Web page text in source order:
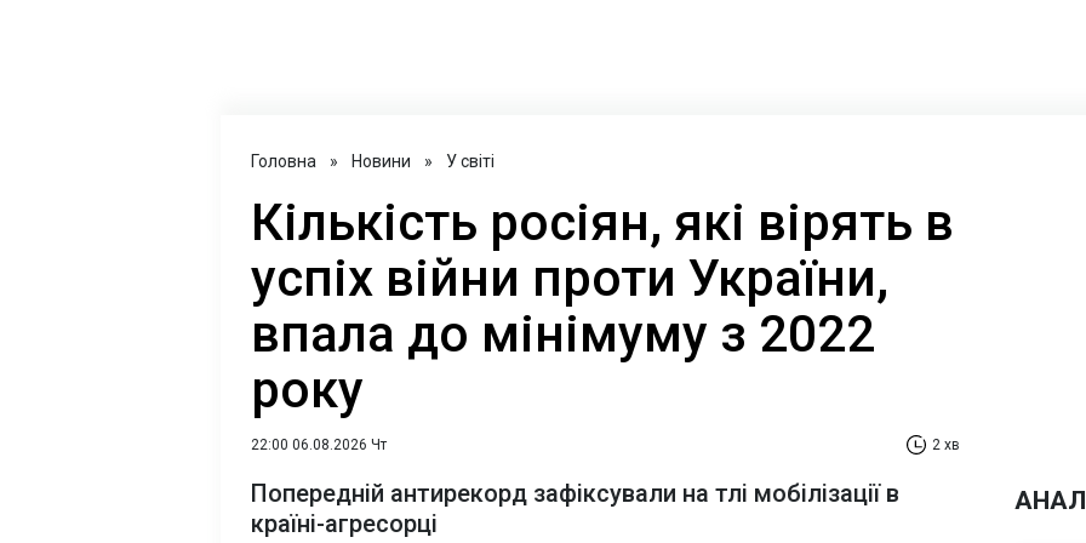
Головна » Новини » У світі
Кількість росіян, які вірять в
успіх війни проти України,
впала до мінімуму з 2022
року
22:00 06.08.2026 Чт 2 хв
Попередній антирекорд зафіксували на тлі мобілізації в
країні-агресорці